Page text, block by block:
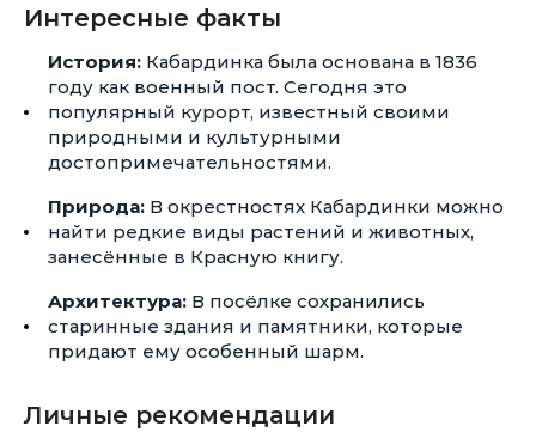
Интересные факты
История: Кабардинка была основана в 1836
году как военный пост. Сегодня это
популярный курорт, известный своими
природными и культурными
достопримечательностями.
Природа: В окрестностях Кабардинки можно
найти редкие виды растений и животных,
занесённые в Красную книгу.
Архитектура: В посёлке сохранились
старинные здания и памятники, которые
придают ему особенный шарм.
Личные рекомендации